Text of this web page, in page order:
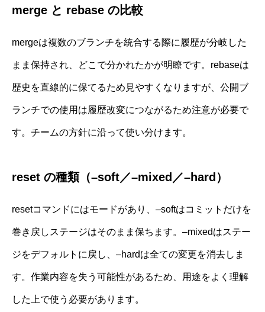
merge と rebase の比較
mergeは複数のブランチを統合する際に履歴が分岐した
まま保持され、どこで分かれたかが明瞭です。rebaseは
歴史を直線的に保てるため見やすくなりますが、公開ブ
ランチでの使用は履歴改変につながるため注意が必要で
す。チームの方針に沿って使い分けます。
reset の種類（–soft／–mixed／–hard）
resetコマンドにはモードがあり、–softはコミットだけを
巻き戻しステージはそのまま保ちます。–mixedはステー
ジをデフォルトに戻し、–hardは全ての変更を消去しま
す。作業内容を失う可能性があるため、用途をよく理解
した上で使う必要があります。